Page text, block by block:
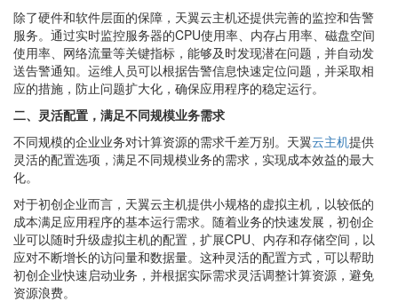
除了硬件和软件层面的保障，天翼云主机还提供完善的监控和告警
服务。通过实时监控服务器的CPU使用率、内存占用率、磁盘空间
使用率、网络流量等关键指标，能够及时发现潜在问题，并自动发
送告警通知。运维人员可以根据告警信息快速定位问题，并采取相
应的措施，防止问题扩大化，确保应用程序的稳定运行。
二、灵活配置，满足不同规模业务需求
不同规模的企业业务对计算资源的需求千差万别。天翼云主机提供
灵活的配置选项，满足不同规模业务的需求，实现成本效益的最大
化。
对于初创企业而言，天翼云主机提供小规格的虚拟主机，以较低的
成本满足应用程序的基本运行需求。随着业务的快速发展，初创企
业可以随时升级虚拟主机的配置，扩展CPU、内存和存储空间，以
应对不断增长的访问量和数据量。这种灵活的配置方式，可以帮助
初创企业快速启动业务，并根据实际需求灵活调整计算资源，避免
资源浪费。